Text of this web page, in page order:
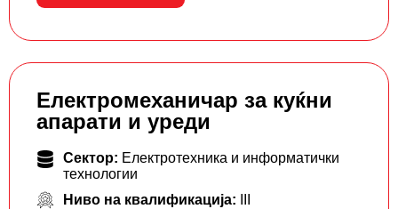
Електромеханичар за куќни
апарати и уреди
Сектор: Електротехника и информатички
технологии
Ниво на квалификација: